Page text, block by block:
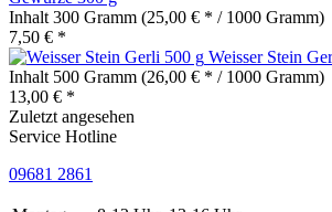
Inhalt 300 Gramm (25,00 € * / 1000 Gramm)
7,50 € *
Weisser Stein
Inhalt 500 Gramm (26,00 € * / 1000 Gramm)
13,00 € *
Zuletzt angesehen
Service Hotline
09681 2861